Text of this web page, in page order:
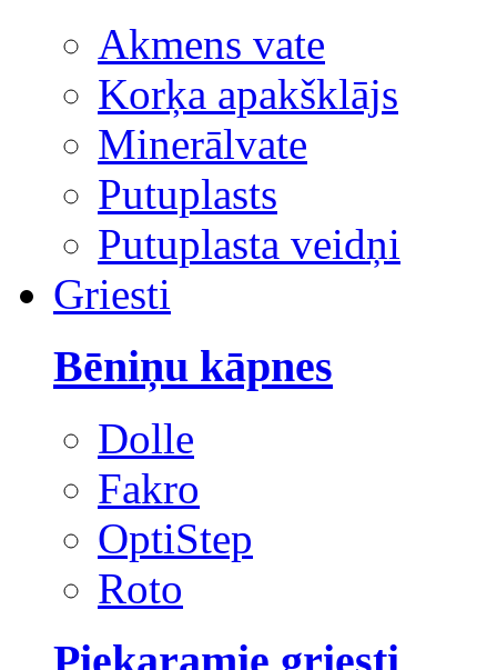
Akmens vate
Korķa apakšklājs
Minerālvate
Putuplasts
Putuplasta veidņi
Griesti
Bēniņu kāpnes
Dolle
Fakro
OptiStep
Roto